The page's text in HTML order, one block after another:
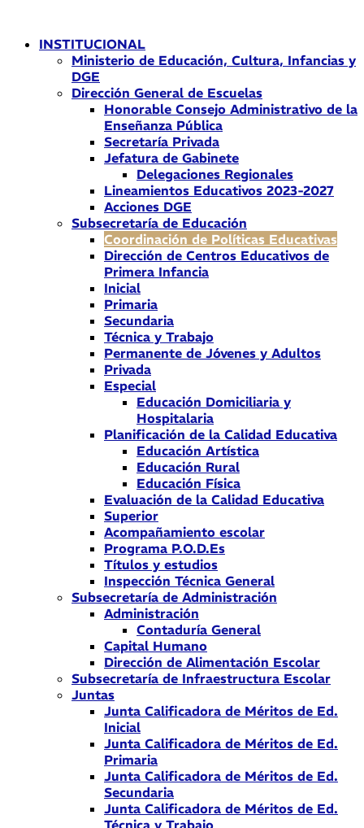
contenidoINSTITUCIONAL
Ministerio de Educación, Cultura, Infancias y
DGE
Dirección General de Escuelas
Honorable Consejo Administrativo de la
Enseñanza Pública
Secretaría Privada
Jefatura de Gabinete
Delegaciones Regionales
Lineamientos Educativos 2023-2027
Acciones DGE
Subsecretaría de Educación
Coordinación de Políticas Educativas
Dirección de Centros Educativos de
Primera Infancia
Inicial
Primaria
Secundaria
Técnica y Trabajo
Permanente de Jóvenes y Adultos
Privada
Especial
Educación Domiciliaria y
Hospitalaria
Planificación de la Calidad Educativa
Educación Artística
Educación Rural
Educación Física
Evaluación de la Calidad Educativa
Superior
Acompañamiento escolar
Programa P.O.D.Es
Títulos y estudios
Inspección Técnica General
Subsecretaría de Administración
Administración
Contaduría General
Capital Humano
Dirección de Alimentación Escolar
Subsecretaría de Infraestructura Escolar
Juntas
Junta Calificadora de Méritos de Ed.
Inicial
Junta Calificadora de Méritos de Ed.
Primaria
Junta Calificadora de Méritos de Ed.
Secundaria
Junta Calificadora de Méritos de Ed.
Técnica y Trabajo